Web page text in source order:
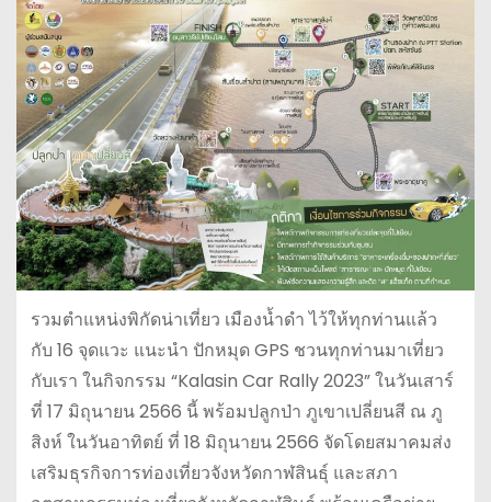
รวมตำแหน่งพิกัดน่าเที่ยว เมืองน้ำดำ ไว้ให้ทุกท่านแล้ว
กับ 16 จุดแวะ แนะนำ ปักหมุด GPS ชวนทุกท่านมาเที่ยว
กับเรา ในกิจกรรม “Kalasin Car Rally 2023” ในวันเสาร์
ที่ 17 มิถุนายน 2566 นี้ พร้อมปลูกป่า ภูเขาเปลี่ยนสี ณ ภู
สิงห์ ในวันอาทิตย์ ที่ 18 มิถุนายน 2566 จัดโดยสมาคมส่ง
เสริมธุรกิจการท่องเที่ยวจังหวัดกาฬสินธุ์ และสภา